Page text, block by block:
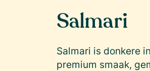
Salmari
Salmari is donkere
premium smaak,